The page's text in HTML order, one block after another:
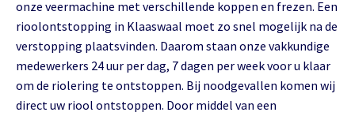
onze veermachine met verschillende koppen en frezen. Een
rioolontstopping in Klaaswaal moet zo snel mogelijk na de
verstopping plaatsvinden. Daarom staan onze vakkundige
medewerkers 24 uur per dag, 7 dagen per week voor u klaar
om de riolering te ontstoppen. Bij noodgevallen komen wij
direct uw riool ontstoppen. Door middel van een